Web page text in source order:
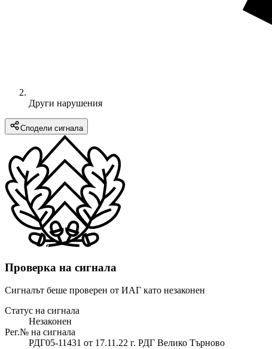
Други нарушения
Сподели сигнала
Проверка на сигнала
Сигналът беше проверен от ИАГ като незаконен
Статус на сигнала
Незаконен
Рег.№ на сигнала
РДГ05-11431 от 17.11.22 г. РДГ Велико Търново